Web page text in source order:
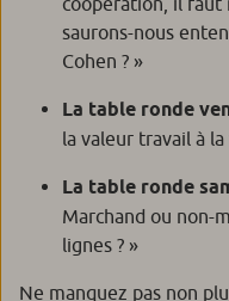
saurons-nous
Cohen ? »
La table ronde
la valeur travail à
La table ronde
Marchand ou non-
lignes ? »
Ne manquez pas non